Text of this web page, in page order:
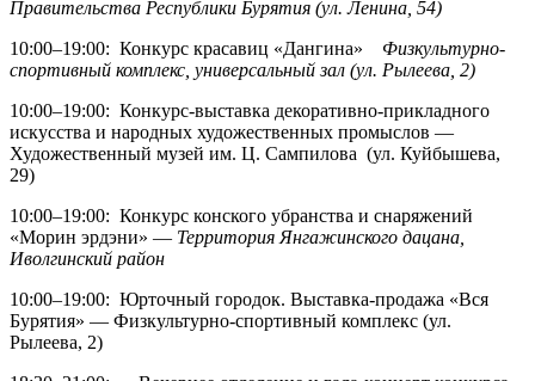
Правительства Республики Бурятия (ул. Ленина, 54)
10:00–19:00: Конкурс красавиц «Дангина» Физкультурно-
спортивный комплекс, универсальный зал (ул. Рылеева, 2)
10:00–19:00: Конкурс-выставка декоративно-прикладного
искусства и народных художественных промыслов —
Художественный музей им. Ц. Сампилова (ул. Куйбышева,
29)
10:00–19:00: Конкурс конского убранства и снаряжений
«Морин эрдэни» — Территория Янгажинского дацана,
Иволгинский район
10:00–19:00: Юрточный городок. Выставка-продажа «Вся
Бурятия» — Физкультурно-спортивный комплекс (ул.
Рылеева, 2)